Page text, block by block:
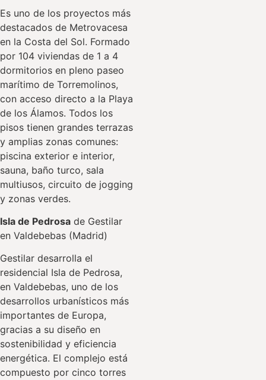
Es uno de los proyectos más
destacados de Metrovacesa
en la Costa del Sol. Formado
por 104 viviendas de 1 a 4
dormitorios en pleno paseo
marítimo de Torremolinos,
con acceso directo a la Playa
de los Álamos. Todos los
pisos tienen grandes terrazas
y amplias zonas comunes:
piscina exterior e interior,
sauna, baño turco, sala
multiusos, circuito de jogging
y zonas verdes.
Isla de Pedrosa de Gestilar
en Valdebebas (Madrid)
Gestilar desarrolla el
residencial Isla de Pedrosa,
en Valdebebas, uno de los
desarrollos urbanísticos más
importantes de Europa,
gracias a su diseño en
sostenibilidad y eficiencia
energética. El complejo está
compuesto por cinco torres